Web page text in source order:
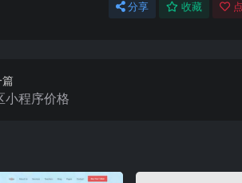
分享 收藏
小程序价格